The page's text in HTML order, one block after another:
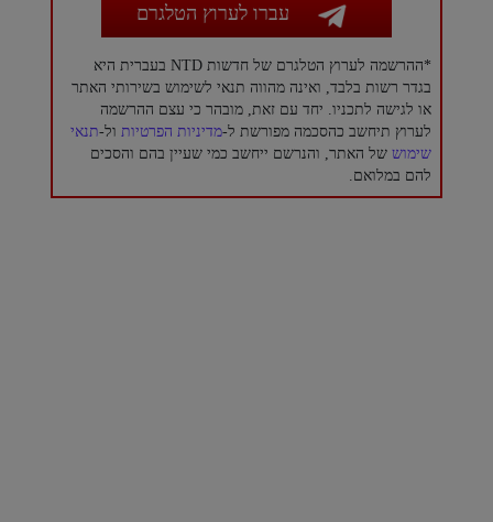
עברו לערוץ הטלגרם
*ההרשמה לערוץ הטלגרם של חדשות NTD בעברית היא
בגדר רשות בלבד, ואינה מהווה תנאי לשימוש בשירותי האתר
או לגישה לתכניו. יחד עם זאת, מובהר כי עצם ההרשמה
לערוץ תיחשב כהסכמה מפורשת ל-מדיניות הפרטיות ול-תנאי
שימוש של האתר, והנרשם ייחשב כמי שעיין בהם והסכים
להם במלואם.